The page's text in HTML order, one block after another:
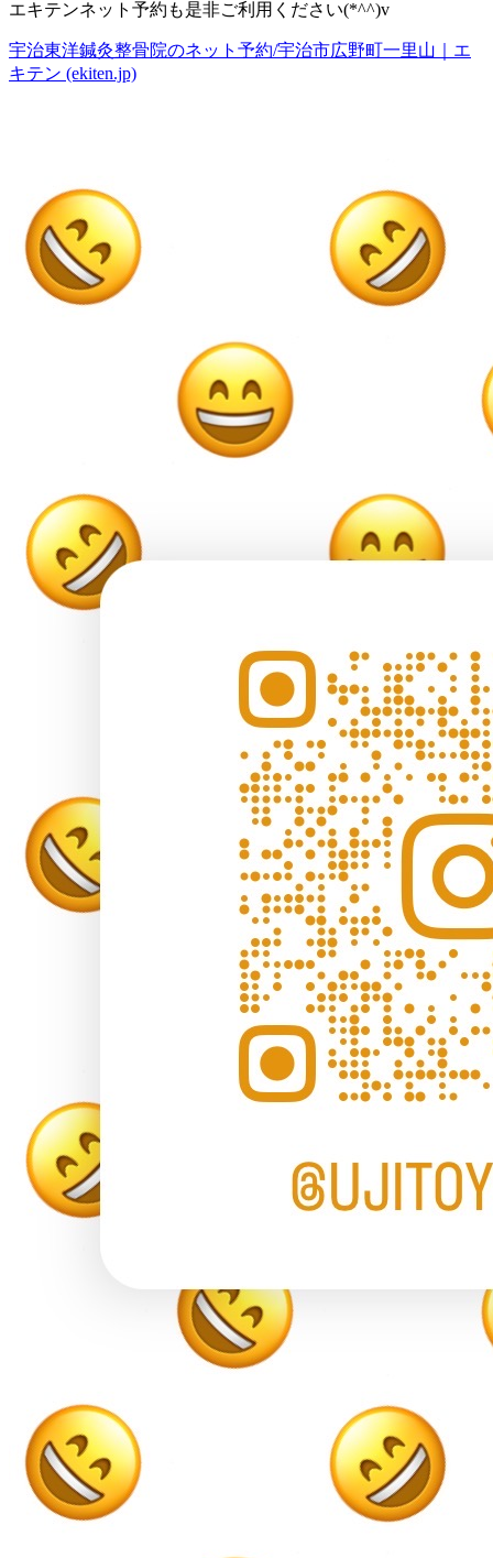
エキテンネット予約も是非ご利用ください(*^^)v
宇治東洋鍼灸整骨院のネット予約/宇治市広野町一里山｜エ
キテン (ekiten.jp)